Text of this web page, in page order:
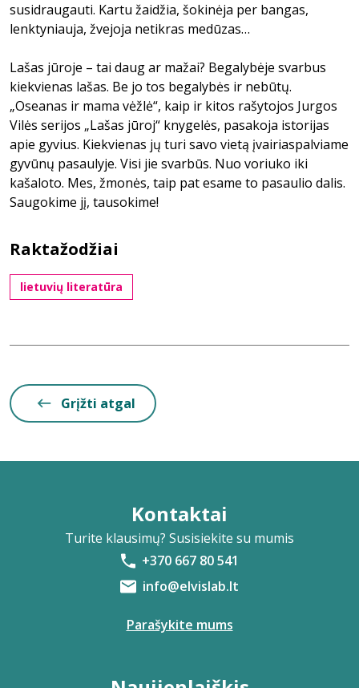
susidraugauti. Kartu žaidžia, šokinėja per bangas,
lenktyniauja, žvejoja netikras medūzas…
Lašas jūroje – tai daug ar mažai? Begalybėje svarbus
kiekvienas lašas. Be jo tos begalybės ir nebūtų.
„Oseanas ir mama vėžlė“, kaip ir kitos rašytojos Jurgos
Vilės serijos „Lašas jūroj“ knygelės, pasakoja istorijas
apie gyvius. Kiekvienas jų turi savo vietą įvairiaspalviame
gyvūnų pasaulyje. Visi jie svarbūs. Nuo voriuko iki
kašaloto. Mes, žmonės, taip pat esame to pasaulio dalis.
Saugokime jį, tausokime!
Raktažodžiai
lietuvių literatūra
Grįžti atgal
Kontaktai
Turite klausimų? Susisiekite su mumis
+370 667 80 541
info@elvislab.lt
Parašykite mums